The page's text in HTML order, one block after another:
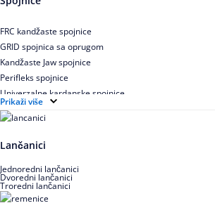
Uskoprofilno klinasto remenje XP extra power
Višekanalno remenje PJ,PK
FRC kandžaste spojnice
GRID spojnica sa oprugom
Kandžaste Jaw spojnice
Perifleks spojnice
Univerzalne kardanske spojnice
Zupčaste spojnice
Prikaži više
Lančanici
Jednoredni lančanici
Dvoredni lančanici
Troredni lančanici